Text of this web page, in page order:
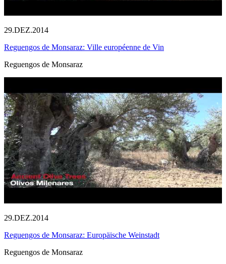
29.DEZ.2014
Reguengos de Monsaraz: Ville européenne de Vin
Reguengos de Monsaraz
29.DEZ.2014
Reguengos de Monsaraz: Europäische Weinstadt
Reguengos de Monsaraz